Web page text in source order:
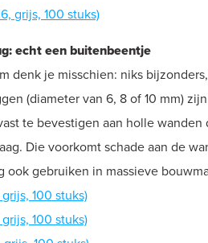
grijs, 100 stuks)
echt een buitenbeentje
denk je misschien: niks
(diameter van 6, 8 of 10 mm)
te bevestigen aan holle
Die voorkomt schade aan de
ook gebruiken in massieve
100 stuks)
100 stuks)